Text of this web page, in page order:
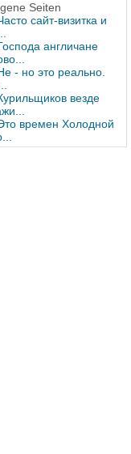
Seiten
сайт-визитка и
англичане
- но это реально.
везде
времен Холодной